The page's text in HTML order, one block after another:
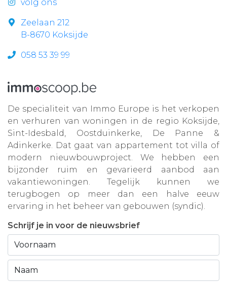
volg ons
Zeelaan 212
B-8670 Koksijde
058 53 39 99
De specialiteit van Immo Europe is het verkopen
en verhuren van woningen in de regio Koksijde,
Sint-Idesbald, Oostduinkerke, De Panne &
Adinkerke. Dat gaat van appartement tot villa of
modern nieuwbouwproject. We hebben een
bijzonder ruim en gevarieerd aanbod aan
vakantiewoningen. Tegelijk kunnen we
terugbogen op meer dan een halve eeuw
ervaring in het beheer van gebouwen (syndic).
Schrijf je in voor de nieuwsbrief